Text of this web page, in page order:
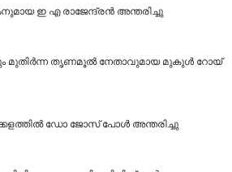
ഇ എ രാജേന്ദ്രന്‍ അന്തരിച്ചു
മുതിർന്ന തൃണമൂൽ നേതാവുമായ മുകുൾ റോയ്
ഡോ ജോസ് പോൾ അന്തരിച്ചു